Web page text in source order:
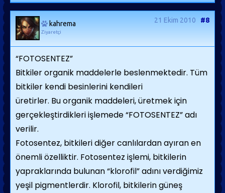
kahrema
Ziyaretçi
21 Ekim 2010 #8
“FOTOSENTEZ”
Bitkiler organik maddelerle beslenmektedir. Tüm
bitkiler kendi besinlerini kendileri
üretirler. Bu organik maddeleri, üretmek için
gerçekleştirdikleri işlemede “FOTOSENTEZ” adı
verilir.
Fotosentez, bitkileri diğer canlılardan ayıran en
önemli özelliktir. Fotosentez işlemi, bitkilerin
yapraklarında bulunan “klorofil” adını verdiğimiz
yeşil pigmentlerdir. Klorofil, bitkilerin güneş